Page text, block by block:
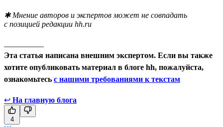
✱ Мнение авторов и экспертов может не совпадать
с позицией редакции hh.ru
Эта статья написана внешним экспертом. Если вы также
хотите опубликовать материал в блоге hh, пожалуйста,
ознакомьтесь с нашими требованиями к текстам
↩ На главную блога
4